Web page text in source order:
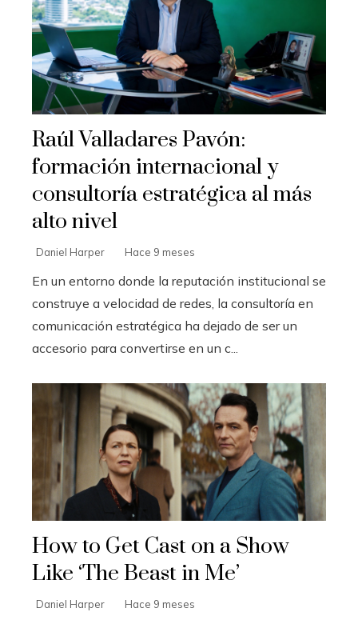
Raúl Valladares Pavón:
formación internacional y
consultoría estratégica al más
alto nivel
Daniel Harper Hace 9 meses
En un entorno donde la reputación institucional se
construye a velocidad de redes, la consultoría en
comunicación estratégica ha dejado de ser un
accesorio para convertirse en un c...
How to Get Cast on a Show
Like ‘The Beast in Me’
Daniel Harper Hace 9 meses